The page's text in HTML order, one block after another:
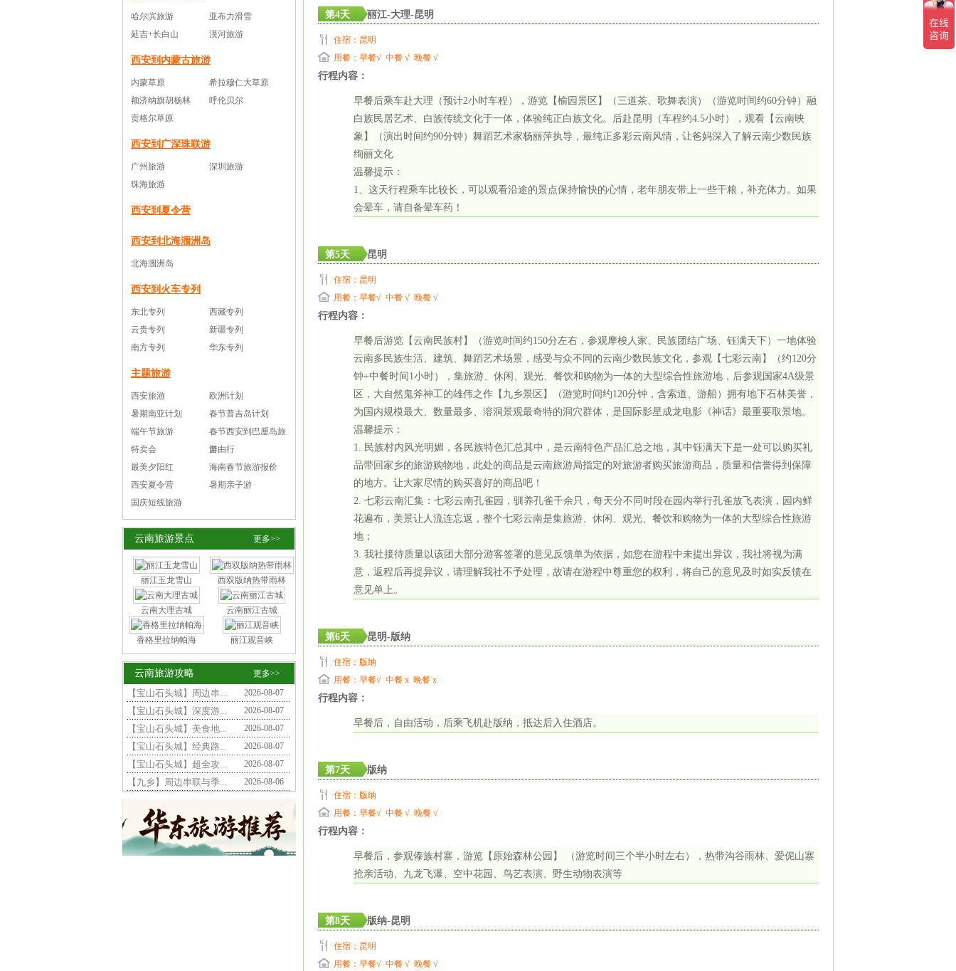
哈尔滨旅游
亚布力滑雪
延吉+长白山
漠河旅游
西安到内蒙古旅游
内蒙草原
希拉穆仁大草原
额济纳旗胡杨林
呼伦贝尔
贡格尔草原
西安到广深珠联游
广州旅游
深圳旅游
珠海旅游
西安到夏令营
西安到北海涠洲岛
北海涠洲岛
西安到火车专列
东北专列
西藏专列
云贵专列
新疆专列
南方专列
华东专列
主题旅游
西安旅游
欧洲计划
暑期南亚计划
春节普吉岛计划
端午节旅游
春节西安到巴厘岛旅
游
特卖会
自由行
最美夕阳红
海南春节旅游报价
西安夏令营
暑期亲子游
国庆短线旅游
更多>>
云南旅游景点
丽江玉龙雪山 西双版纳热带雨林
云南大理古城 云南丽江古城
香格里拉纳帕海 丽江观音峡
更多>>
云南旅游攻略
2026-08-07
【宝山石头城】周边串...
2026-08-07
【宝山石头城】深度游...
2026-08-07
【宝山石头城】美食地...
2026-08-07
【宝山石头城】经典路...
2026-08-07
【宝山石头城】超全攻...
2026-08-06
【九乡】周边串联与季...
第4天 丽江-大理-昆明
住宿：昆明
用餐：早餐√ 中餐 √ 晚餐 √
行程内容：
早餐后乘车赴大理（预计2小时车程），游览【榆园景区】（三道茶、歌舞表演）（游览时间约60分钟）融
白族民居艺术、白族传统文化于一体，体验纯正白族文化。后赴昆明（车程约4.5小时），观看【云南映
象】（演出时间约90分钟）舞蹈艺术家杨丽萍执导，最纯正多彩云南风情，让爸妈深入了解云南少数民族
绚丽文化
温馨提示：
1、这天行程乘车比较长，可以观看沿途的景点保持愉快的心情，老年朋友带上一些干粮，补充体力。如果
会晕车，请自备晕车药！
第5天 昆明
住宿：昆明
用餐：早餐√ 中餐 √ 晚餐 √
行程内容：
早餐后游览【云南民族村】（游览时间约150分左右，参观摩梭人家、民族团结广场、钰满天下）一地体验
云南多民族生活、建筑、舞蹈艺术场景，感受与众不同的云南少数民族文化，参观【七彩云南】（约120分
钟+中餐时间1小时），集旅游、休闲、观光、餐饮和购物为一体的大型综合性旅游地，后参观国家4A级景
区，大自然鬼斧神工的雄伟之作【九乡景区】（游览时间约120分钟，含索道、游船）拥有地下石林美誉，
为国内规模最大、数量最多、溶洞景观最奇特的洞穴群体，是国际影星成龙电影《神话》最重要取景地。
温馨提示：
1. 民族村内风光明媚，各民族特色汇总其中，是云南特色产品汇总之地，其中钰满天下是一处可以购买礼
品带回家乡的旅游购物地，此处的商品是云南旅游局指定的对旅游者购买旅游商品，质量和信誉得到保障
的地方。让大家尽情的购买喜好的商品吧！
2. 七彩云南汇集：七彩云南孔雀园，驯养孔雀千余只，每天分不同时段在园内举行孔雀放飞表演，园内鲜
花遍布，美景让人流连忘返，整个七彩云南是集旅游、休闲、观光、餐饮和购物为一体的大型综合性旅游
地；
3. 我社接待质量以该团大部分游客签署的意见反馈单为依据，如您在游程中未提出异议，我社将视为满
意，返程后再提异议，请理解我社不予处理，故请在游程中尊重您的权利，将自己的意见及时如实反馈在
意见单上。
第6天 昆明-版纳
住宿：版纳
用餐：早餐√ 中餐 x 晚餐 x
行程内容：
早餐后，自由活动，后乘飞机赴版纳，抵达后入住酒店。
第7天 版纳
住宿：版纳
用餐：早餐√ 中餐 √ 晚餐 √
行程内容：
早餐后，参观傣族村寨，游览【原始森林公园】 （游览时间三个半小时左右），热带沟谷雨林、爱伲山寨
抢亲活动、九龙飞瀑、空中花园、鸟艺表演、野生动物表演等
第8天 版纳-昆明
住宿：昆明
用餐：早餐√ 中餐 √ 晚餐 √